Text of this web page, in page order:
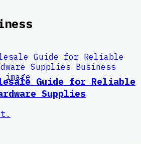
Guide for Reliable
Supplies